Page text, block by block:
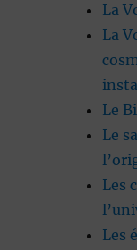
La
La
Le
Le
Les
Les